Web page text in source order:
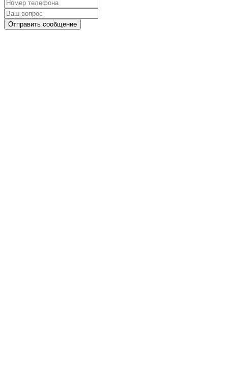
Отправить сообщение